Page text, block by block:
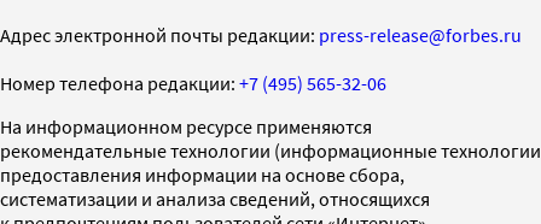
Адрес электронной почты редакции: press-release@forbes.ru
Номер телефона редакции: +7 (495) 565-32-06
На информационном ресурсе применяются
рекомендательные технологии (информационные технологии
предоставления информации на основе сбора,
систематизации и анализа сведений, относящихся